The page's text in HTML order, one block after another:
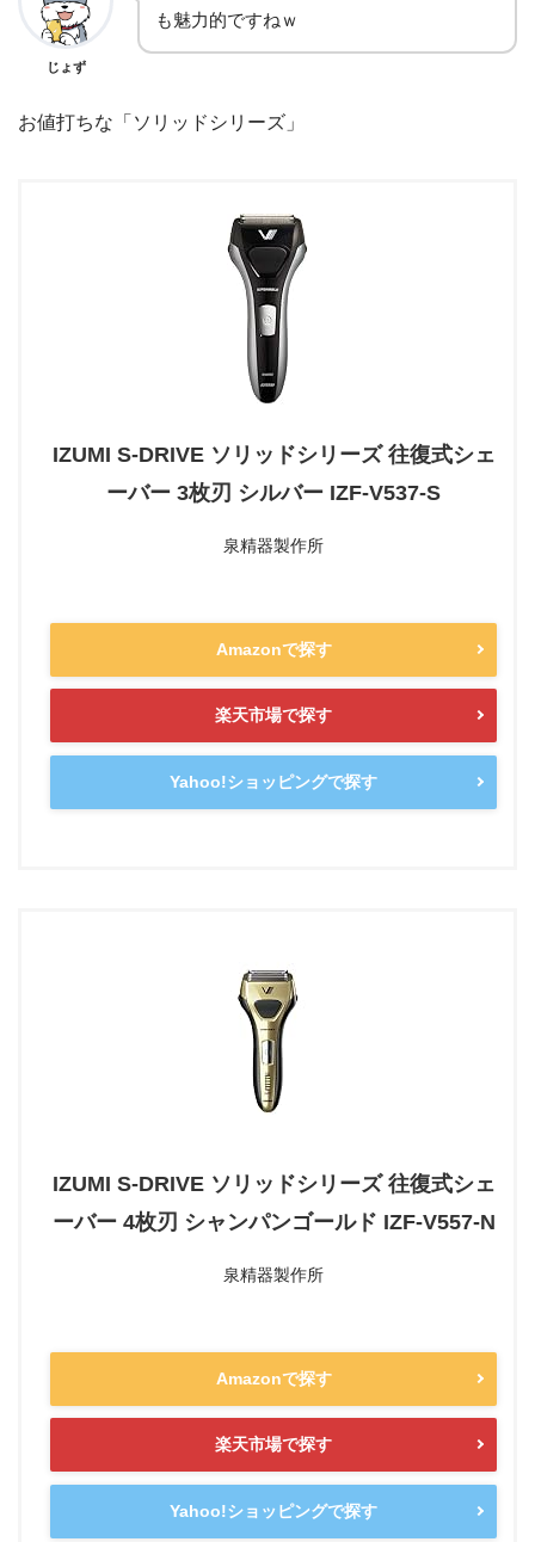
じょず
も魅力的ですねｗ
お値打ちな「ソリッドシリーズ」
IZUMI S-DRIVE ソリッドシリーズ 往復式シェ
ーバー 3枚刃 シルバー IZF-V537-S
泉精器製作所
Amazonで探す
楽天市場で探す
Yahoo!ショッピングで探す
IZUMI S-DRIVE ソリッドシリーズ 往復式シェ
ーバー 4枚刃 シャンパンゴールド IZF-V557-N
泉精器製作所
Amazonで探す
楽天市場で探す
Yahoo!ショッピングで探す